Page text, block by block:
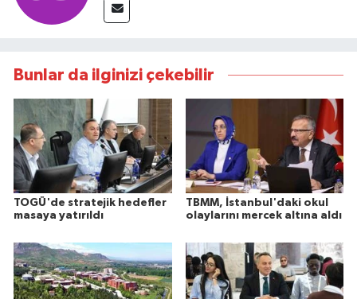
Bunlar da ilginizi çekebilir
TOGÜ'de stratejik hedefler
masaya yatırıldı
TBMM, İstanbul'daki okul
olaylarını mercek altına aldı